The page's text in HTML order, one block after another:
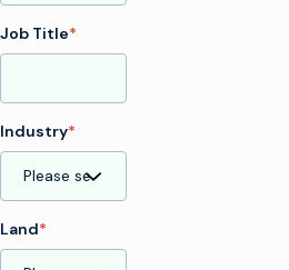
Job Title*
Industry*
Land*